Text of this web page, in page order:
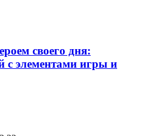
своего дня:
с элементами игры и